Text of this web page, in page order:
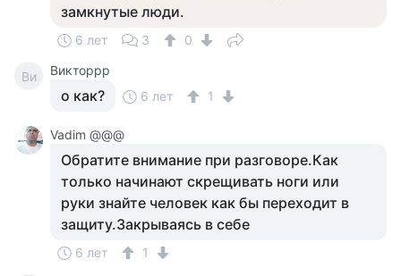
замкнутые люди.
6 лет 3 0
Ви Викторрр
о как? 6 лет 1
Vadim @@@
Обратите внимание при разговоре.Как
только начинают скрещивать ноги или
руки знайте человек как бы переходит в
защиту.Закрываясь в себе
6 лет
1